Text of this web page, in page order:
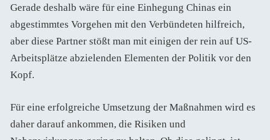
Gerade deshalb wäre für eine Einhegung Chinas ein
abgestimmtes Vorgehen mit den Verbündeten hilfreich,
aber diese Partner stößt man mit einigen der rein auf US-
Arbeitsplätze abzielenden Elementen der Politik vor den
Kopf.
Für eine erfolgreiche Umsetzung der Maßnahmen wird es
daher darauf ankommen, die Risiken und